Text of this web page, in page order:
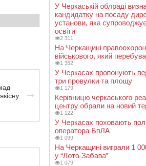
У Черкаській облраді
кандидатку на посаду
установи, яка
освіти
2 311
На Черкащині
військового, який
1 352
У Черкасах пропонують
три провулки та площу
1 179
Керівницю черкаського
центру обрали на новий
1 122
У Черкасах поховають
оператора БпЛА
1 099
На Черкащині виграли 1
у “Лото-Забава”
1 079